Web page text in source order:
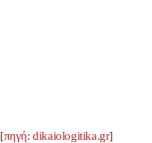
[πηγή:dikaiologitika.gr]